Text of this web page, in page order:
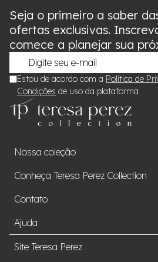
Nossa coleção
Conheça Teresa Perez Collection
Contato
Ajuda
Site Teresa Perez
Seja o primeiro a saber
ofertas exclusivas.
comece a planejar sua
Estou de acordo com a Política de
Condições de uso da plataforma